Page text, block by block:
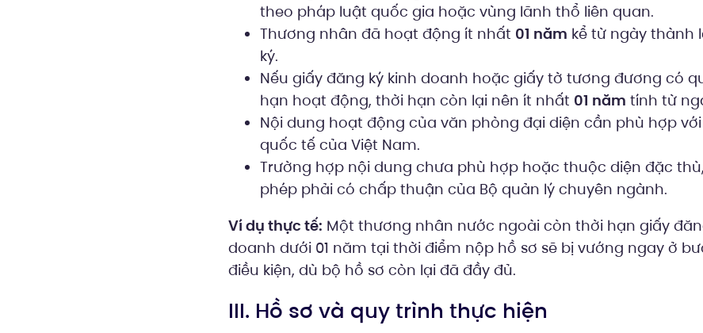
theo pháp luật quốc gia hoặc vùng lãnh thổ liên quan.
Thương nhân đã hoạt động ít nhất 01 năm kể từ ngày thành
ký.
Nếu giấy đăng ký kinh doanh hoặc giấy tờ tương đương có
hạn hoạt động, thời hạn còn lại nên ít nhất 01 năm tính từ
Nội dung hoạt động của văn phòng đại diện cần phù hợp
quốc tế của Việt Nam.
Trường hợp nội dung chưa phù hợp hoặc thuộc diện đặc
phép phải có chấp thuận của Bộ quản lý chuyên ngành.
Ví dụ thực tế: Một thương nhân nước ngoài còn thời hạn giấy
doanh dưới 01 năm tại thời điểm nộp hồ sơ sẽ bị vướng ngay ở
điều kiện, dù bộ hồ sơ còn lại đã đầy đủ.
III. Hồ sơ và quy trình thực hiện